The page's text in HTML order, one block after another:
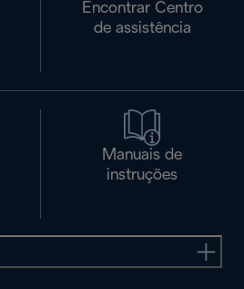
Encontrar Centro
de assistência
Manuais de
instruções